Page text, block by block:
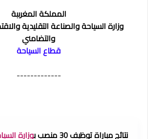
المملكة المغرببة
وزارة السياحة والصناعة التقليدية
والتضامني
قطاع السياحة
-------------
نتائج مباراة توظيف 30 منصب ب وزارة